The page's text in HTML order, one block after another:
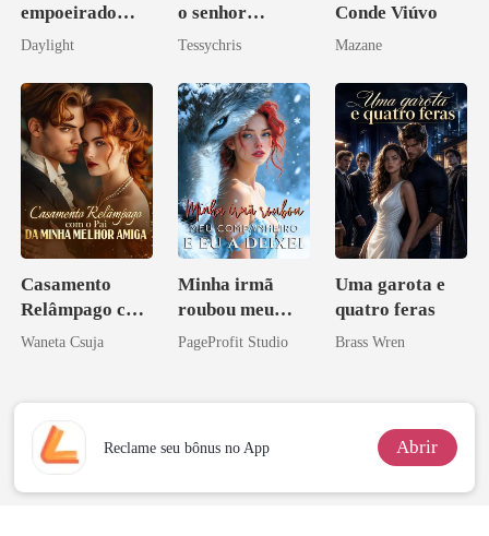
empoeirado
brilha
Daylight
o senhor
Bilionário
Tessychris
Conde Viúvo
Mazane
Casamento
Relâmpago com
o Pai da Minha
Waneta Csuja
Minha irmã
roubou meu
companheiro e
PageProfit Studio
Uma garota e
quatro feras
Brass Wren
Reclame seu bônus no App Abrir